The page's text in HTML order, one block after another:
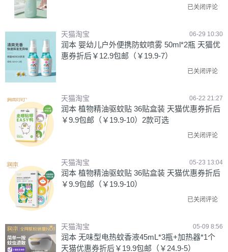
已关闭评论
天猫淘宝 06-29 10:30
润本 婴幼儿户外便携防蚊喷雾 50ml*2瓶 天猫优
惠券折后￥12.9包邮（￥19.9-7）
已关闭评论
天猫淘宝 06-22 21:27
润本 植物精油驱蚊贴 36贴盒装 天猫优惠券折后
￥9.9包邮（￥19.9-10）2款可选
已关闭评论
天猫淘宝 05-23 13:04
润本 植物精油驱蚊贴 36贴盒装 天猫优惠券折后
￥9.9包邮（￥19.9-10）
已关闭评论
天猫淘宝 05-09 8:56
润本 无味型电热蚊香液45mL*3瓶+加热器*1个
天猫优惠券折后￥19.9包邮（￥24.9-5）